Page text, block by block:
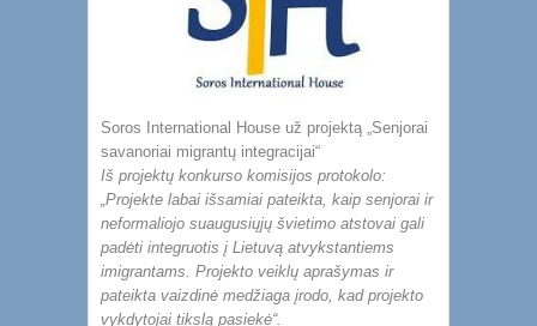
Soros International House už projektą „Senjorai
savanoriai migrantų integracijai“
Iš projektų konkurso komisijos protokolo:
„Projekte labai išsamiai pateikta, kaip senjorai ir
neformaliojo suaugusiųjų švietimo atstovai gali
padėti integruotis į Lietuvą atvykstantiems
imigrantams. Projekto veiklų aprašymas ir
pateikta vaizdinė medžiaga įrodo, kad projekto
vykdytojai tikslą pasiekė“.